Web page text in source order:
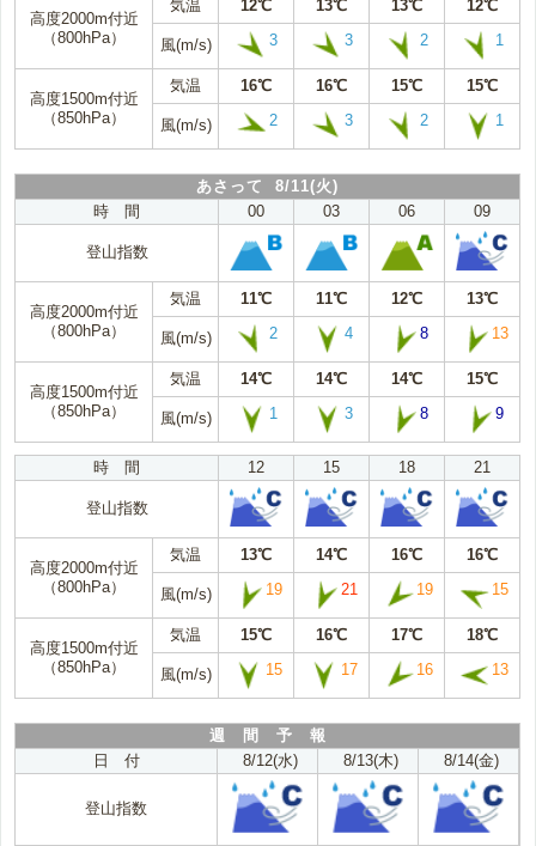
高度2000m付近
（800hPa）
気温 12℃ 13℃ 13℃ 12℃
風(m/s) 3 3 2 1
高度1500m付近
（850hPa）
気温 16℃ 16℃ 15℃ 15℃
風(m/s) 2 3 2 1
あさって 8/11(火)
時 間
00 03 06 09
登山指数
高度2000m付近
（800hPa）
気温 11℃ 11℃ 12℃ 13℃
風(m/s) 2 4 8 13
高度1500m付近
（850hPa）
気温 14℃ 14℃ 14℃ 15℃
風(m/s) 1 3 8 9
時 間 12 15 18 21
登山指数
高度2000m付近
（800hPa）
気温 13℃ 14℃ 16℃ 16℃
風(m/s) 19 21 19 15
高度1500m付近
（850hPa）
気温 15℃ 16℃ 17℃ 18℃
風(m/s) 15 17 16 13
週 間 予 報
日 付
8/12(水) 8/13(木) 8/14(金)
登山指数